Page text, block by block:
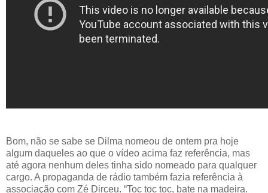
Bom, não se sabe se Dilma nomeou de ontem pra hoje
algum daqueles ao que o vídeo acima faz referência, mas
até agora nenhum deles tinha sido nomeado para qualquer
cargo. A propaganda de rádio também fazia referência à
associação com Zé Dirceu. “Toc toc toc, bate na madeira.